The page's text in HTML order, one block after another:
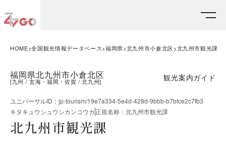
HOME 全国観光情報データベース 福岡県 北九州市小倉北区 北九州市観光課
福岡県北九州市小倉北区
[九州 玄海・福岡・佐賀 北九州] 観光案内ガイド
ユニバーサルID ： jp-tourism/19e7a334-5e4d-428d-9bbb-b7bfce2c7fb3
キタキュウシュウシカンコウカ正規名称 ： 北九州市観光課
北九州市観光課